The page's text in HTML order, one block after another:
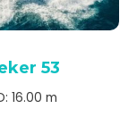
53
16.00 m